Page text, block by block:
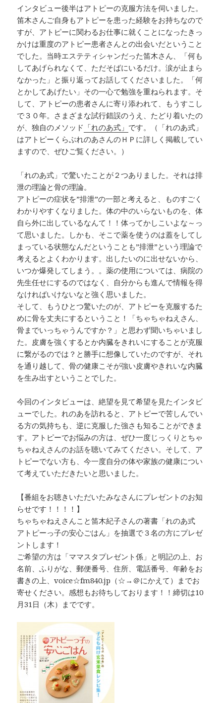
インタビュー後半はアトピーの克服方法を伺いました。
笛木さんご自身もアトピーを患った経験をお持ちなので
すが、アトピーに関わるお仕事に就くことになったきっ
かけは重度のアトピー患者さんとの出会いだということ
でした。当時エステティシャンだった笛木さん、「何も
してあげられなくて、ただそばにいるだけ。涙が止まら
なかった」と振り返ってお話してくださいました。「何
とかしてあげたい」その一心で勉強を重ねられます。そ
して、アトピーの患者さんに寄り添われて、もうすこし
で３０年。さまざまな試行錯誤のうえ、たどり着いたの
が、独自のメソッド 「れのあ式」 です。（「れのあ式」
はアトピーくらぶれのあさんのＨＰに詳しく掲載してい
ますので、ぜひご覧ください。）
「れのあ式」で驚いたことが２つありました。それは排
泄の理論と骨の理論。
アトピーの症状を”排泄”の一部と考えると、ものすごく
わかりやすくなりました。体の中のいらないものを、体
自ら外に出しているなんて！！体ってかしこいよな～っ
て思いました。しかも、そこで薬を使うのは蓋をしてし
まっている状態なんだということも”排泄”という理論で
考えるとよくわかります。出したいのに出せないから、
いつか爆発してしまう。。薬の使用については、病院の
先生任せにするのではなく、自分からも進んで情報を得
なければいけないなと強く思いました。
そして、もうひとつ驚いたのが、アトピーを克服するた
めに骨を丈夫にするということ！「ちゃちゃねえさん、
骨までいっちゃうんですか？」と思わず聞いちゃいまし
た。皮膚を強くするとか内臓をきれいにすることが克服
に繋がるのでは？と勝手に想像していたのですが、それ
を通り越して、骨の健康こそが強い皮膚やきれいな内臓
を生み出すということでした。
今回のインタビューは、絶望を見て希望を見たインタビ
ューでした。れのあを訪れると、アトピーで苦しんでい
る方の気持ちも、逆に克服した強さも知ることができま
す。アトピーでお悩みの方は、ぜひ一度じっくりとちゃ
ちゃねえさんのお話を聴いてみてください。そして、ア
トピーでない方も、今一度自分の体や家族の健康につい
て考えていただきたいと思いました。
【番組をお聴きいただいたみなさんにプレゼントのお知
らせです！！！！】
ちゃちゃねえさんこと笛木紀子さんの著書「れのあ式
アトピーっ子の安心ごはん」を抽選で３名の方にプレゼ
ントします！
ご希望の方は「ママスタプレゼント係」と明記の上、お
名前、ふりがな、郵便番号、住所、電話番号、年齢をお
書きの上、voice☆fm840.jp（☆→＠にかえて）までお
寄せください。感想もお待ちしております！！締切は10
月31日（木）までです。